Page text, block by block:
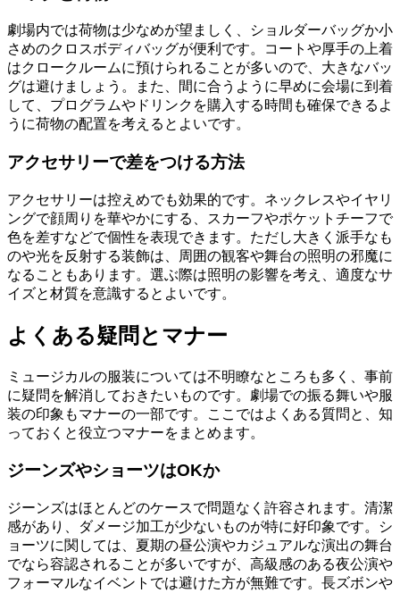
劇場内では荷物は少なめが望ましく、ショルダーバッグか小
さめのクロスボディバッグが便利です。コートや厚手の上着
はクロークルームに預けられることが多いので、大きなバッ
グは避けましょう。また、間に合うように早めに会場に到着
して、プログラムやドリンクを購入する時間も確保できるよ
うに荷物の配置を考えるとよいです。
アクセサリーで差をつける方法
アクセサリーは控えめでも効果的です。ネックレスやイヤリ
ングで顔周りを華やかにする、スカーフやポケットチーフで
色を差すなどで個性を表現できます。ただし大きく派手なも
のや光を反射する装飾は、周囲の観客や舞台の照明の邪魔に
なることもあります。選ぶ際は照明の影響を考え、適度なサ
イズと材質を意識するとよいです。
よくある疑問とマナー
ミュージカルの服装については不明瞭なところも多く、事前
に疑問を解消しておきたいものです。劇場での振る舞いや服
装の印象もマナーの一部です。ここではよくある質問と、知
っておくと役立つマナーをまとめます。
ジーンズやショーツはOKか
ジーンズはほとんどのケースで問題なく許容されます。清潔
感があり、ダメージ加工が少ないものが特に好印象です。シ
ョーツに関しては、夏期の昼公演やカジュアルな演出の舞台
でなら容認されることが多いですが、高級感のある夜公演や
フォーマルなイベントでは避けた方が無難です。長ズボンや